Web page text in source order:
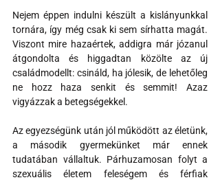
Nejem éppen indulni készült a kislányunkkal
tornára, így még csak ki sem sírhatta magát.
Viszont mire hazaértek, addigra már józanul
átgondolta és higgadtan közölte az új
családmodellt: csináld, ha jólesik, de lehetőleg
ne hozz haza senkit és semmit! Azaz
vigyázzak a betegségekkel.
Az egyezségünk után jól működött az életünk,
a második gyermekünket már ennek
tudatában vállaltuk. Párhuzamosan folyt a
szexuális életem feleségem és férfiak